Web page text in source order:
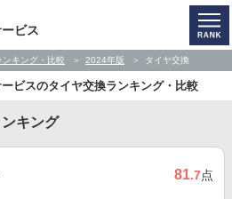
ビス
キング・比較 2024年版 タイヤ交換
ービスのタイヤ交換ランキング・比較
キング
81.7点